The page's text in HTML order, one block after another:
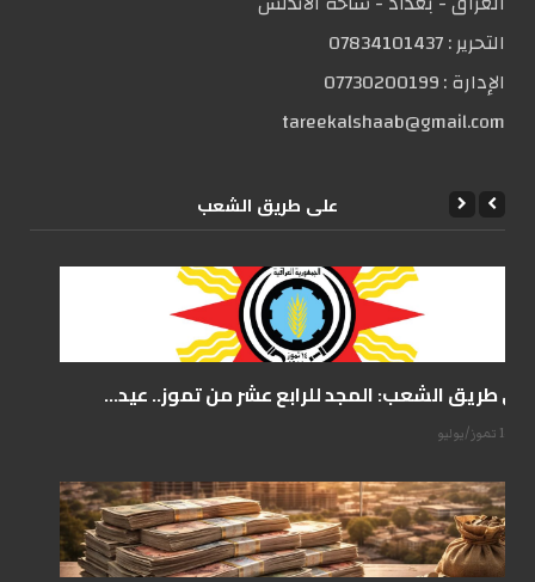
التحریر :07834101437
الإدارة :07730200199
tareekalshaab@gmail.com
علی طریق الشعب
على طريق الشعب: المجد للرابع عشر من تموز.. عيد...
14 تموز/يوليو